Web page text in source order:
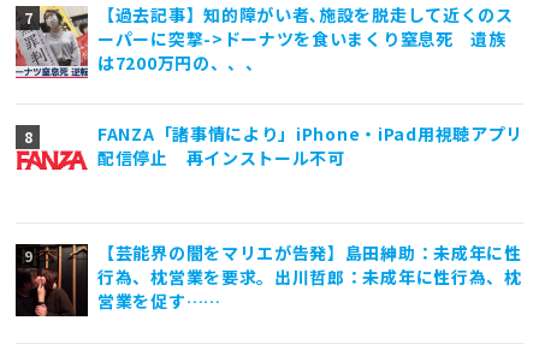
【過去記事】知的障がい者､施設を脱走して近くのス
ーパーに突撃->ドーナツを食いまくり窒息死 遺族
は7200万円の、、、
FANZA「諸事情により」iPhone・iPad用視聴アプリ
配信停止 再インストール不可
【芸能界の闇をマリエが告発】島田紳助：未成年に性
行為、枕営業を要求。出川哲郎：未成年に性行為、枕
営業を促す……